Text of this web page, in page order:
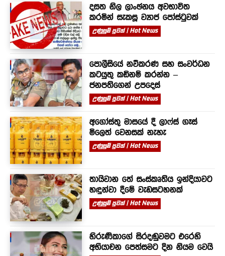
දසත නිල ලාංඡනය අවභාවිත
කරමින් සැකසූ ව්‍යාජ පෝස්ටුවක්
උණුසුම් පුවත් | Hot News
පොලීසියේ නවීකරණ සහ සංවර්ධන
කටයුතු කඩිනම් කරන්න –
ජනපතිගෙන් උපදෙස්
උණුසුම් පුවත් | Hot News
අගෝස්තු මාසයේ දී ලාෆ්ස් ගෑස්
මිලෙත් වෙනසක් නැහැ
උණුසුම් පුවත් | Hot News
තායිවාන තේ සංස්කෘතිය ඉන්දියාවට
හඳුන්වා දීමේ වැඩසටහනක්
උණුසුම් පුවත් | Hot News
හිරුණිකාගේ සිරදඬුවමට එරෙහි
අභියාචන පෙත්සමට දින නියම වෙයි